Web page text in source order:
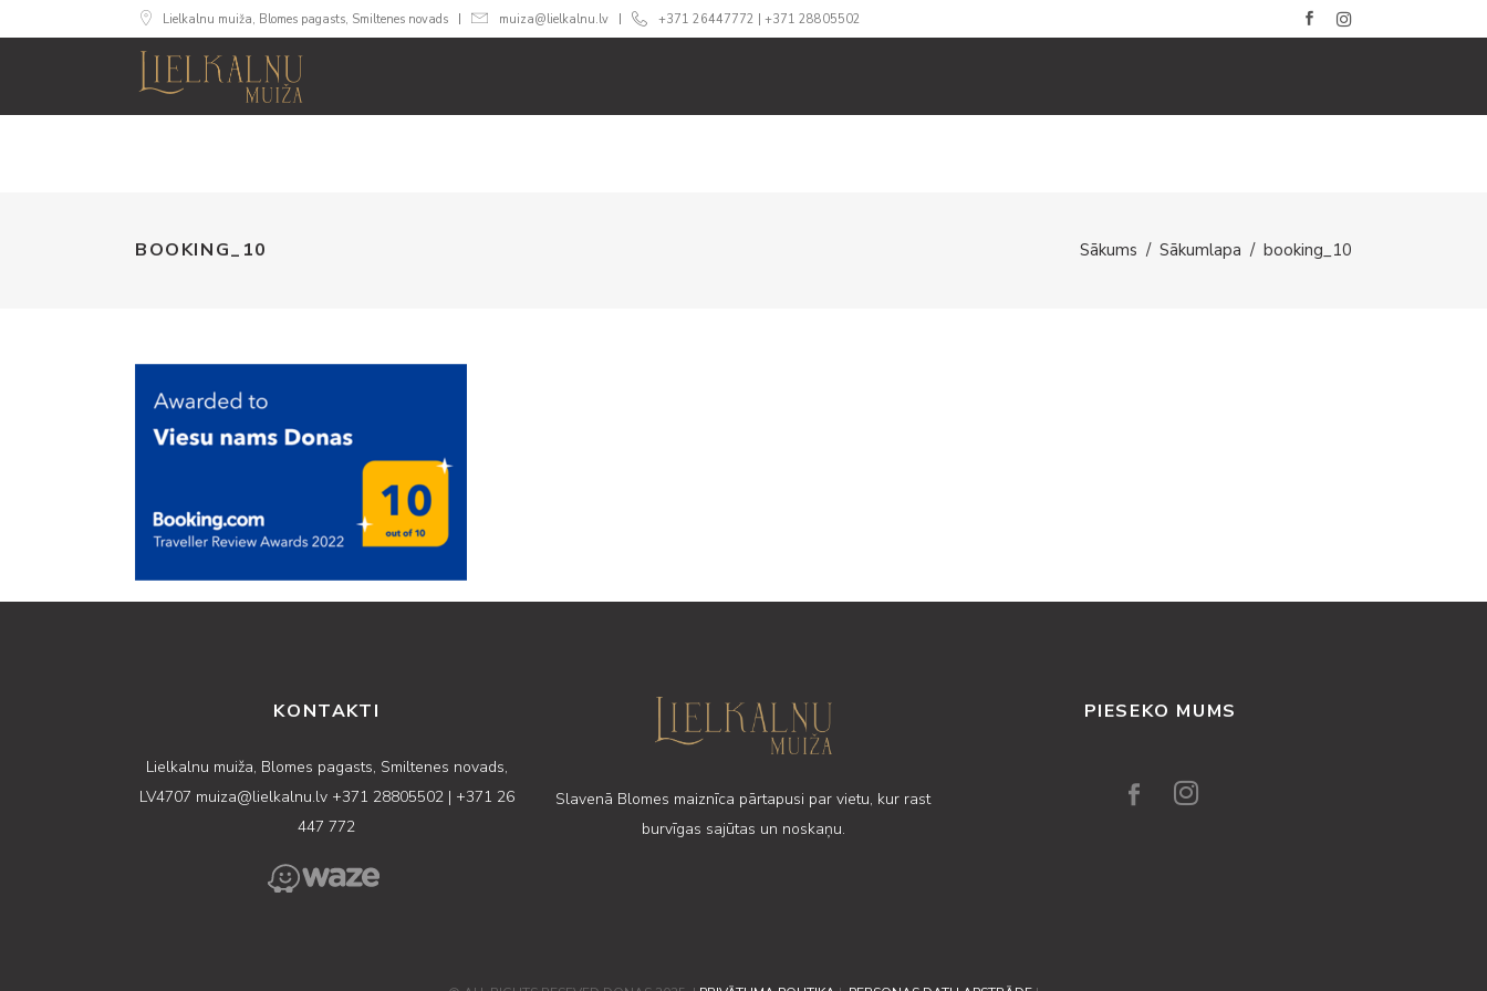
Lielkalnu muiža, Blomes pagasts, Smiltenes novads muiza@lielkalnu.lv +371 26447772 | +371 28805502
BOOKING_10 Sākums / Sākumlapa / booking_10
KONTAKTI
Lielkalnu muiža, Blomes pagasts, Smiltenes novads,
LV4707 muiza@lielkalnu.lv +371 28805502 | +371 26
447 772
Slavenā Blomes maiznīca pārtapusi par vietu, kur rast
burvīgas sajūtas un noskaņu.
PIESEKO MUMS